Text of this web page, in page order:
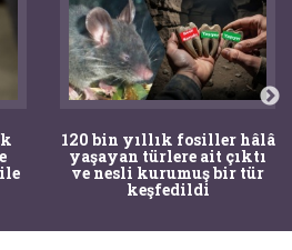
120 bin yıllık fosiller hâlâ
yaşayan türlere ait çıktı
ve nesli kurumuş bir tür
keşfedildi